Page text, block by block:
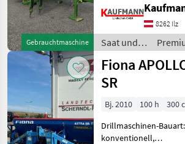
Gebrauchtmaschine
Einscheibenschare,
Extrastriegel,
Fahrgassenschaltung,
Fahrwerk, hydr.
hydr. Schardruc
8262 Ilz
Saat und
Pflege /
Amazone
Fiona
SR
Bj. 2010 100 h
300
Drillmaschinen-Bauart:
konventionell,